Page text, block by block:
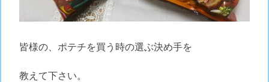
皆様の、ポテチを買う時の選ぶ決め手を
教えて下さい。